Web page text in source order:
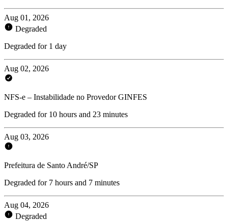
Aug 01, 2026
Degraded
Degraded for 1 day
Aug 02, 2026
NFS-e – Instabilidade no Provedor GINFES
Degraded for 10 hours and 23 minutes
Aug 03, 2026
Prefeitura de Santo André/SP
Degraded for 7 hours and 7 minutes
Aug 04, 2026
Degraded